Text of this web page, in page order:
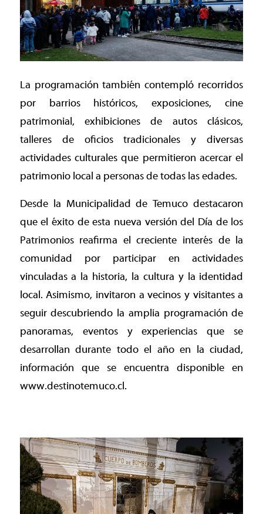
La programación también contempló recorridos
por barrios históricos, exposiciones, cine
patrimonial, exhibiciones de autos clásicos,
talleres de oficios tradicionales y diversas
actividades culturales que permitieron acercar el
patrimonio local a personas de todas las edades.
Desde la Municipalidad de Temuco destacaron
que el éxito de esta nueva versión del Día de los
Patrimonios reafirma el creciente interés de la
comunidad por participar en actividades
vinculadas a la historia, la cultura y la identidad
local. Asimismo, invitaron a vecinos y visitantes a
seguir descubriendo la amplia programación de
panoramas, eventos y experiencias que se
desarrollan durante todo el año en la ciudad,
información que se encuentra disponible en
www.destinotemuco.cl.